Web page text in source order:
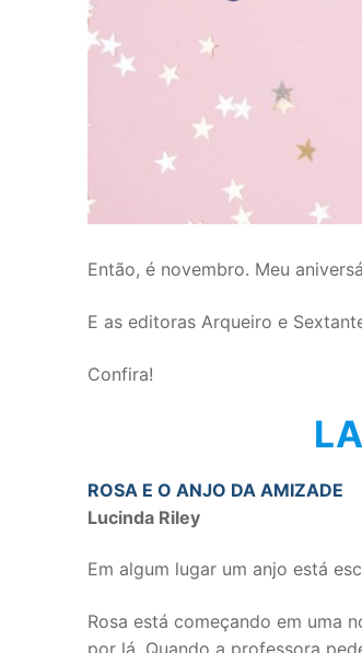
Então, é novembro. Meu
E as editoras Arqueiro e
Confira!
ROSA E O ANJO DA AMIZADE
Lucinda Riley
Em algum lugar um anjo está
Rosa está começando em uma
por lá. Quando a professora